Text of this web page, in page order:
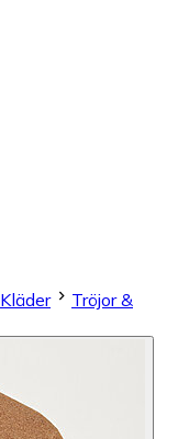
Kläder
Tröjor &